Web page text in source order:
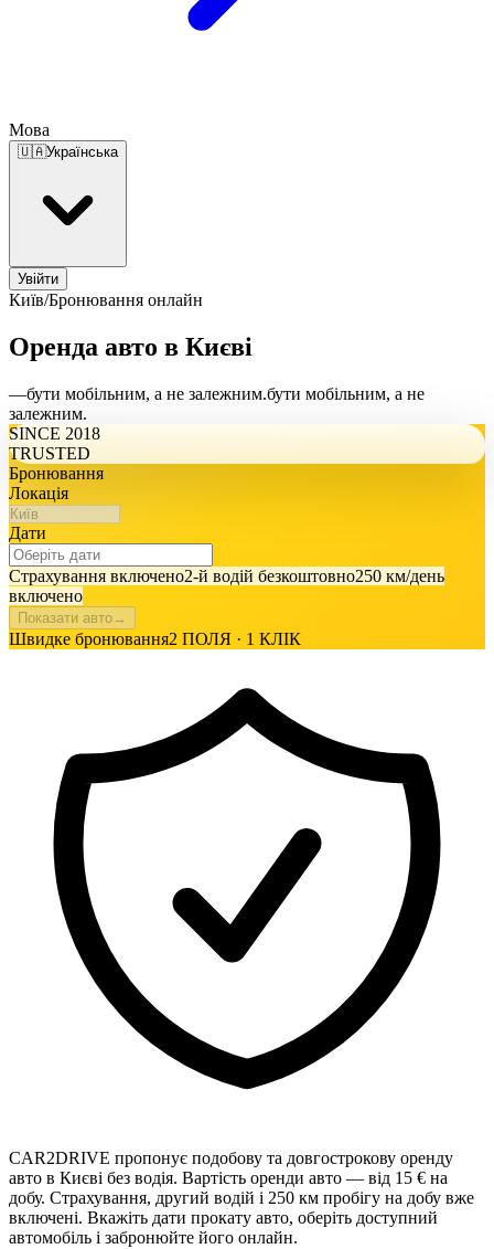
Мова
🇺🇦Українська
Увійти
Київ/Бронювання онлайн
Оренда авто в Києві
—бути мобільним, а не залежним.бути мобільним, а не
залежним.
SINCE 2018
TRUSTED
Бронювання
Локація
Дати
Страхування включено2-й водій безкоштовно250 км/день
включено
Показати авто→
Швидке бронювання2 ПОЛЯ · 1 КЛІК
CAR2DRIVE пропонує подобову та довгострокову оренду
авто в Києві без водія. Вартість оренди авто — від 15 € на
добу. Страхування, другий водій і 250 км пробігу на добу вже
включені. Вкажіть дати прокату авто, оберіть доступний
автомобіль і забронюйте його онлайн.